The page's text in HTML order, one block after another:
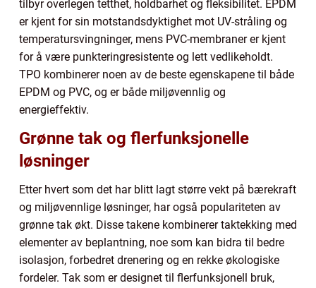
tilbyr overlegen tetthet, holdbarhet og fleksibilitet. EPDM
er kjent for sin motstandsdyktighet mot UV-stråling og
temperatursvingninger, mens PVC-membraner er kjent
for å være punkteringresistente og lett vedlikeholdt.
TPO kombinerer noen av de beste egenskapene til både
EPDM og PVC, og er både miljøvennlig og
energieffektiv.
Grønne tak og flerfunksjonelle
løsninger
Etter hvert som det har blitt lagt større vekt på bærekraft
og miljøvennlige løsninger, har også populariteten av
grønne tak økt. Disse takene kombinerer taktekking med
elementer av beplantning, noe som kan bidra til bedre
isolasjon, forbedret drenering og en rekke økologiske
fordeler. Tak som er designet til flerfunksjonell bruk,